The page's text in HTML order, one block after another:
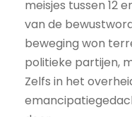
meisjes tussen 12
van de
beweging won
politieke partijen,
Zelfs in het